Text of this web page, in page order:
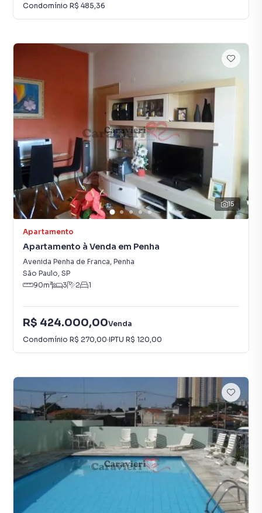
Condomínio R$ 485,36
15
Apartamento
Apartamento à Venda em Penha
Avenida Penha de Franca, Penha
São Paulo, SP
90m² 3 2 1
R$ 424.000,00Venda
Condomínio R$ 270,00·IPTU R$ 120,00